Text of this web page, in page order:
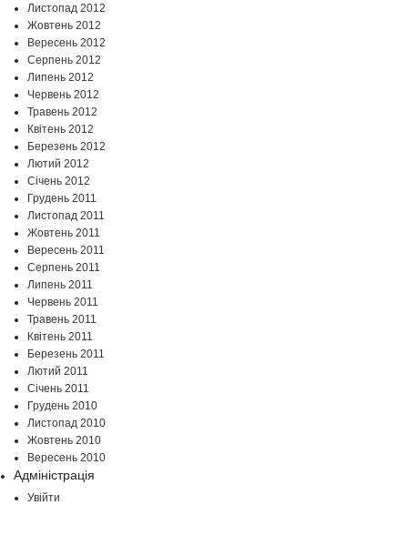
Листопад 2012
Жовтень 2012
Вересень 2012
Серпень 2012
Липень 2012
Червень 2012
Травень 2012
Квітень 2012
Березень 2012
Лютий 2012
Січень 2012
Грудень 2011
Листопад 2011
Жовтень 2011
Вересень 2011
Серпень 2011
Липень 2011
Червень 2011
Травень 2011
Квітень 2011
Березень 2011
Лютий 2011
Січень 2011
Грудень 2010
Листопад 2010
Жовтень 2010
Вересень 2010
Адміністрація
Увійти